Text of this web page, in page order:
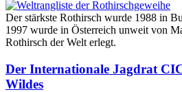
Der stärkste Rothirsch wurde 1988 in
1997 wurde in Österreich unweit von
Rothirsch der Welt erlegt.
Der Internationale Jagdrat
Wildes